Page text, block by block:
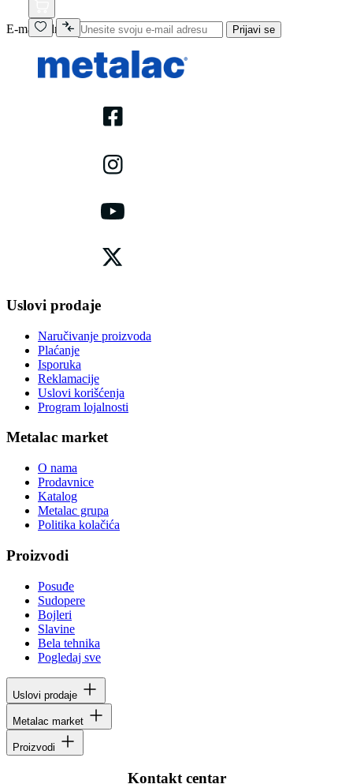
E-mail adresa Prijavi se
Uslovi prodaje
Naručivanje proizvoda
Plaćanje
Isporuka
Reklamacije
Uslovi korišćenja
Program lojalnosti
Metalac market
O nama
Prodavnice
Katalog
Metalac grupa
Politika kolačića
Proizvodi
Posuđe
Sudopere
Bojleri
Slavine
Bela tehnika
Pogledaj sve
Uslovi prodaje
Metalac market
Proizvodi
Kontakt centar